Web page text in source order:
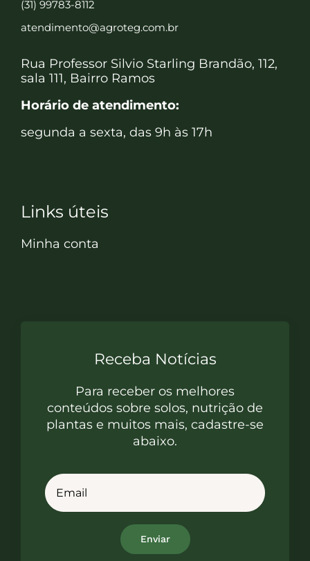
(31) 99783-8112
atendimento@agroteg.com.br
Rua Professor Silvio Starling Brandão, 112,
sala 111, Bairro Ramos
Horário de atendimento:
segunda a sexta, das 9h às 17h
Links úteis
Minha conta
Receba Notícias
Para receber os melhores
conteúdos sobre solos, nutrição de
plantas e muitos mais, cadastre-se
abaixo.